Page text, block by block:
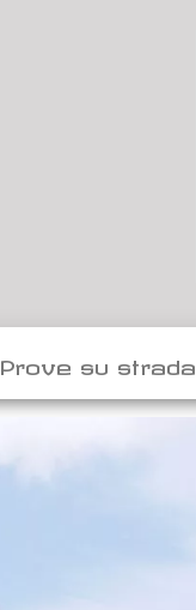
Prove su strada